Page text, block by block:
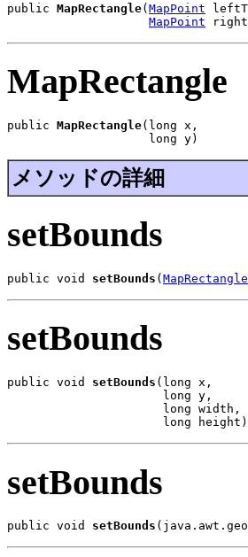
public MapRectangle(MapPoint
MapPoint
MapRectangle
public MapRectangle(long x,
                    long y)
メソッドの詳細
setBounds
public void setBounds (MapRectangle
setBounds
public void setBounds (long x,
                      long y,
                      long width,
                      long height)
setBounds
public void setBounds